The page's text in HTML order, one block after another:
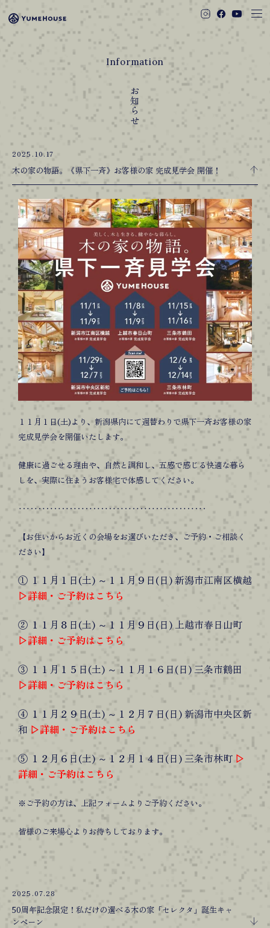
Information
お知らせ
2025.10.17
木の家の物語。《県下一斉》お客様の家 完成見学会 開催！
１１月１日(土)より、新潟県内にて週替わりで県下一斉お客様の家
完成見学会を開催いたします。
健康に過ごせる理由や、自然と調和し、五感で感じる快適な暮ら
しを、実際に住まうお客様宅で体感してください。
‥‥‥‥‥‥‥‥‥‥‥‥‥‥‥‥‥‥‥‥‥‥‥‥
【お住いからお近くの会場をお選びいただき、ご予約・ご相談く
ださい】
① １１月１日(土) ～１１月９日(日) 新潟市江南区横越
▷詳細・ご予約はこちら
② １１月８日(土) ～１１月９日(日) 上越市春日山町
▷詳細・ご予約はこちら
③ １１月１５日(土) ～１１月１６日(日) 三条市鶴田
▷詳細・ご予約はこちら
④ １１月２９日(土) ～１２月７日(日) 新潟市中央区新
和 ▷詳細・ご予約はこちら
⑤ １２月６日(土) ～１２月１４日(日) 三条市林町 ▷
詳細・ご予約はこちら
※ご予約の方は、上記フォームよりご予約ください。
皆様のご来場心よりお待ちしております。
2025.07.28
50周年記念限定！私だけの選べる木の家「セレクタ」誕生キャ
ンペーン